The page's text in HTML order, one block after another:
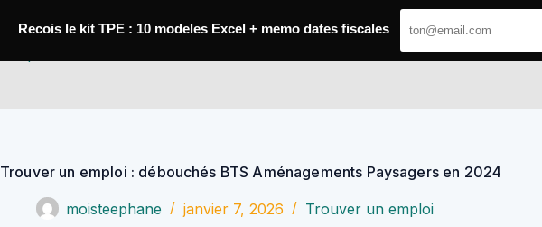
Trouver un emploi : débouchés BTS Aménagements Paysagers en 2024
moisteephane janvier 7, 2026 Trouver un emploi
Recois le kit TPE : 10 modeles Excel + memo dates fiscales